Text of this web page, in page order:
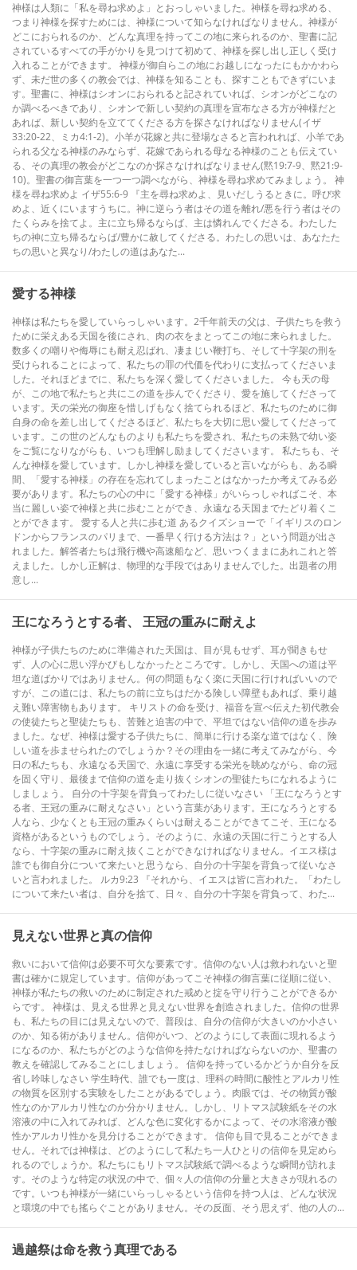
神様は人類に「私を尋ね求めよ」とおっしゃいました。神様を尋ね求める、
つまり神様を探すためには、神様について知らなければなりません。神様が
どこにおられるのか、どんな真理を持ってこの地に来られるのか、聖書に記
されているすべての手がかりを見つけて初めて、神様を探し出し正しく受け
入れることができます。 神様が御自らこの地にお越しになったにもかかわら
ず、未だ世の多くの教会では、神様を知ることも、探すこともできずにいま
す。聖書に、神様はシオンにおられると記されていれば、シオンがどこなの
か調べるべきであり、シオンで新しい契約の真理を宣布なさる方が神様だと
あれば、新しい契約を立ててくださる方を探さなければなりません(イザ
33:20-22、ミカ4:1-2)。小羊が花嫁と共に登場なさると言われれば、小羊であ
られる父なる神様のみならず、花嫁であられる母なる神様のことも伝えてい
る、その真理の教会がどこなのか探さなければなりません(黙19:7-9、黙21:9-
10)。聖書の御言葉を一つ一つ調べながら、神様を尋ね求めてみましょう。 神
様を尋ね求めよ イザ55:6-9 『主を尋ね求めよ、見いだしうるときに。呼び求
めよ、近くにいますうちに。神に逆らう者はその道を離れ/悪を行う者はその
たくらみを捨てよ。主に立ち帰るならば、主は憐れんでくださる。わたした
ちの神に立ち帰るならば/豊かに赦してくださる。わたしの思いは、あなたた
ちの思いと異なり/わたしの道はあなた...
愛する神様
神様は私たちを愛していらっしゃいます。2千年前天の父は、子供たちを救う
ために栄えある天国を後にされ、肉の衣をまとってこの地に来られました。
数多くの嘲りや侮辱にも耐え忍ばれ、凄まじい鞭打ち、そして十字架の刑を
受けられることによって、私たちの罪の代価を代わりに支払ってくださいま
した。それほどまでに、私たちを深く愛してくださいました。 今も天の母
が、この地で私たちと共にこの道を歩んでくださり、愛を施してくださって
います。天の栄光の御座を惜しげもなく捨てられるほど、私たちのために御
自身の命を差し出してくださるほど、私たちを大切に思い愛してくださって
います。この世のどんなものよりも私たちを愛され、私たちの未熟で幼い姿
をご覧になりながらも、いつも理解し励ましてくださいます。 私たちも、そ
んな神様を愛しています。しかし神様を愛していると言いながらも、ある瞬
間、「愛する神様」の存在を忘れてしまったことはなかったか考えてみる必
要があります。私たちの心の中に「愛する神様」がいらっしゃればこそ、本
当に麗しい姿で神様と共に歩むことができ、永遠なる天国までたどり着くこ
とができます。 愛する人と共に歩む道 あるクイズショーで「イギリスのロン
ドンからフランスのパリまで、一番早く行ける方法は？」という問題が出さ
れました。解答者たちは飛行機や高速船など、思いつくままにあれこれと答
えました。しかし正解は、物理的な手段ではありませんでした。出題者の用
意し...
王になろうとする者、 王冠の重みに耐えよ
神様が子供たちのために準備された天国は、目が見もせず、耳が聞きもせ
ず、人の心に思い浮かびもしなかったところです。しかし、天国への道は平
坦な道ばかりではありません。何の問題もなく楽に天国に行ければいいので
すが、この道には、私たちの前に立ちはだかる険しい障壁もあれば、乗り越
え難い障害物もあります。 キリストの命を受け、福音を宣べ伝えた初代教会
の使徒たちと聖徒たちも、苦難と迫害の中で、平坦ではない信仰の道を歩み
ました。なぜ、神様は愛する子供たちに、簡単に行ける楽な道ではなく、険
しい道を歩ませられたのでしょうか？その理由を一緒に考えてみながら、今
日の私たちも、永遠なる天国で、永遠に享受する栄光を眺めながら、命の冠
を固く守り、最後まで信仰の道を走り抜くシオンの聖徒たちになれるように
しましょう。 自分の十字架を背負ってわたしに従いなさい 「王になろうとす
る者、王冠の重みに耐えなさい」という言葉があります。王になろうとする
人なら、少なくとも王冠の重みくらいは耐えることができてこそ、王になる
資格があるというものでしょう。そのように、永遠の天国に行こうとする人
なら、十字架の重みに耐え抜くことができなければなりません。イエス様は
誰でも御自分について来たいと思うなら、自分の十字架を背負って従いなさ
いと言われました。 ルカ9:23 『それから、イエスは皆に言われた。「わたし
について来たい者は、自分を捨て、日々、自分の十字架を背負って、わた...
見えない世界と真の信仰
救いにおいて信仰は必要不可欠な要素です。信仰のない人は救われないと聖
書は確かに規定しています。信仰があってこそ神様の御言葉に従順に従い、
神様が私たちの救いのために制定された戒めと掟を守り行うことができるか
らです。 神様は、見える世界と見えない世界を創造されました。信仰の世界
も、私たちの目には見えないので、普段は、自分の信仰が大きいのか小さい
のか、知る術がありません。信仰がいつ、どのようにして表面に現れるよう
になるのか、私たちがどのような信仰を持たなければならないのか、聖書の
教えを確認してみることにしましょう。 信仰を持っているかどうか自分を反
省し吟味しなさい 学生時代、誰でも一度は、理科の時間に酸性とアルカリ性
の物質を区別する実験をしたことがあるでしょう。肉眼では、その物質が酸
性なのかアルカリ性なのか分かりません。しかし、リトマス試験紙をその水
溶液の中に入れてみれば、どんな色に変化するかによって、その水溶液が酸
性かアルカリ性かを見分けることができます。 信仰も目で見ることができま
せん。それでは神様は、どのようにして私たち一人ひとりの信仰を見定めら
れるのでしょうか。私たちにもリトマス試験紙で調べるような瞬間が訪れま
す。そのような特定の状況の中で、個々人の信仰の分量と大きさが現れるの
です。いつも神様が一緒にいらっしゃるという信仰を持つ人は、どんな状況
と環境の中でも搖らぐことがありません。その反面、そう思えず、他の人の...
過越祭は命を救う真理である